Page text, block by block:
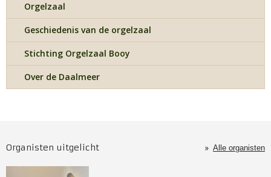
Orgelzaal
Geschiedenis van de orgelzaal
Stichting Orgelzaal Booy
Over de Daalmeer
Organisten uitgelicht Alle organisten